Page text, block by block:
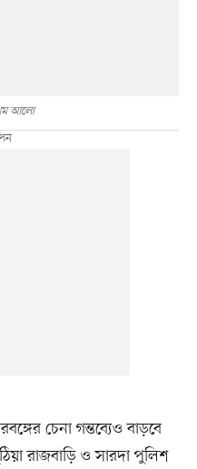
আলো
চেনা গন্তব্যেও বাড়বে
রাজবাড়ি ও সারদা পুলিশ